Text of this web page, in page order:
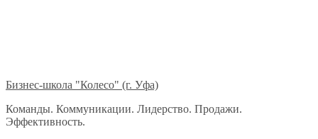
Бизнес-школа "Колесо" (г. Уфа)
Команды. Коммуникации. Лидерство. Продажи.
Эффективность.